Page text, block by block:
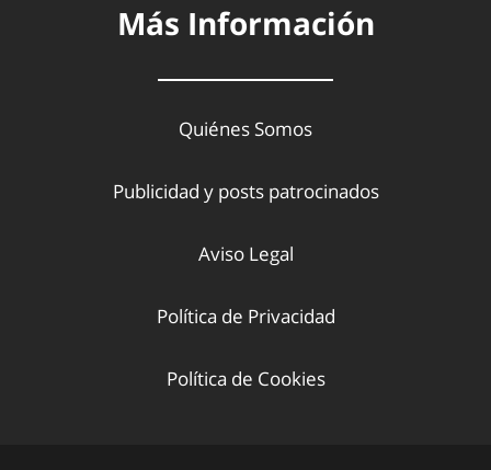
Más Información
Quiénes Somos
Publicidad y posts patrocinados
Aviso Legal
Política de Privacidad
Política de Cookies